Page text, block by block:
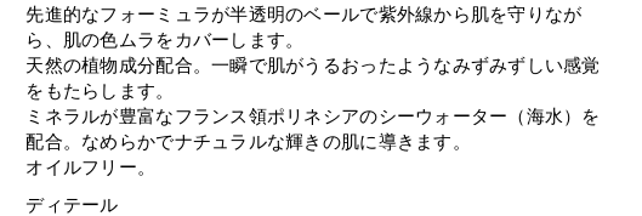
先進的なフォーミュラが半透明のベールで紫外線から肌を守りなが
ら、肌の色ムラをカバーします。
天然の植物成分配合。一瞬で肌がうるおったようなみずみずしい感覚
をもたらします。
ミネラルが豊富なフランス領ポリネシアのシーウォーター（海水）を
配合。なめらかでナチュラルな輝きの肌に導きます。
オイルフリー。
ディテール